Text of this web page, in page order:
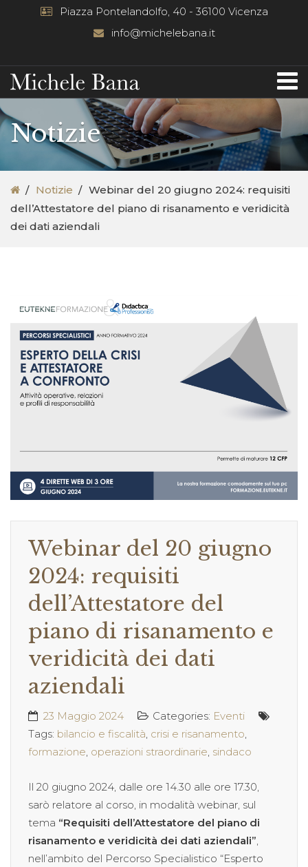
Piazza Pontelandolfo, 40 - 36100 Vicenza
info@michelebana.it
Notizie
Notizie
Webinar del 20 giugno 2024: requisiti
dell’Attestatore del piano di risanamento e veridicità
dei dati aziendali
Webinar del 20 giugno
2024: requisiti
dell’Attestatore del
piano di risanamento e
veridicità dei dati
aziendali
23 Maggio 2024 Categories: Eventi
Tags: bilancio e fiscalità crisi e risanamento
formazione operazioni straordinarie sindaco
Il 20 giugno 2024, dalle ore 14.30 alle ore 17.30,
sarò relatore al corso, in modalità webinar, sul
tema “Requisiti dell’Attestatore del piano di
risanamento e veridicità dei dati aziendali”
nell’ambito del Percorso Specialistico “Esperto